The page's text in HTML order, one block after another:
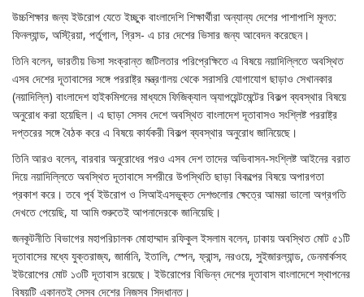
উচ্চশিক্ষার জন্য ইউরোপ যেতে ইচ্ছুক বাংলাদেশি শিক্ষার্থীরা অন্যান্য দেশের পাশাপাশি মূলত:
ফিনল্যান্ড, অস্ট্রিয়া, পর্তুগাল, গ্রিস- এ চার দেশের ভিসার জন্য আবেদন করেছেন।
তিনি বলেন, ভারতীয় ভিসা সংক্রান্ত জটিলতার পরিপ্রেক্ষিতে এ বিষয়ে নয়াদিল্লিতে অবস্থিত
এসব দেশের দূতাবাসের সঙ্গে পররাষ্ট্র মন্ত্রণালয় থেকে সরাসরি যোগাযোগ ছাড়াও সেখানকার
(নয়াদিল্লি) বাংলাদেশ হাইকমিশনের মাধ্যমে ফিজিক্যাল অ্যাপয়েন্টমেন্টের বিকল্প ব্যবস্থার বিষয়ে
অনুরোধ করা হয়েছিল। এ ছাড়া সেসব দেশে অবস্থিত বাংলাদেশ দূতাবাসও সংশ্লিষ্ট পররাষ্ট্র
দপ্তরের সঙ্গে বৈঠক করে এ বিষয়ে কার্যকরী বিকল্প ব্যবস্থার অনুরোধ জানিয়েছে।
তিনি আরও বলেন, বারবার অনুরোধের পরও এসব দেশ তাদের অভিবাসন-সংশ্লিষ্ট আইনের বরাত
দিয়ে নয়াদিল্লিতে অবস্থিত দূতাবাসে সশরীরে উপস্থিতি ছাড়া বিকল্পের বিষয়ে অপারগতা
প্রকাশ করে। তবে পূর্ব ইউরোপ ও সিআইএসভুক্ত দেশগুলোর ক্ষেত্রে আমরা ভালো অগ্রগতি
দেখতে পেয়েছি, যা আমি শুরুতেই আপনাদেরকে জানিয়েছি।
জনকূটনীতি বিভাগের মহাপরিচালক মোহাম্মাদ রফিকুল ইসলাম বলেন, ঢাকায় অবস্থিত মোট ৫১টি
দূতাবাসের মধ্যে যুক্তরাজ্য, জার্মানি, ইতালি, স্পেন, ফ্রান্স, নরওয়ে, সুইজারল্যান্ড, ডেনমার্কসহ
ইউরোপের মোট ১৩টি দূতাবাস রয়েছে। ইউরোপের বিভিন্ন দেশের দূতাবাস বাংলাদেশে স্থাপনের
বিষয়টি একান্তই সেসব দেশের নিজস্ব সিদ্ধান্ত।